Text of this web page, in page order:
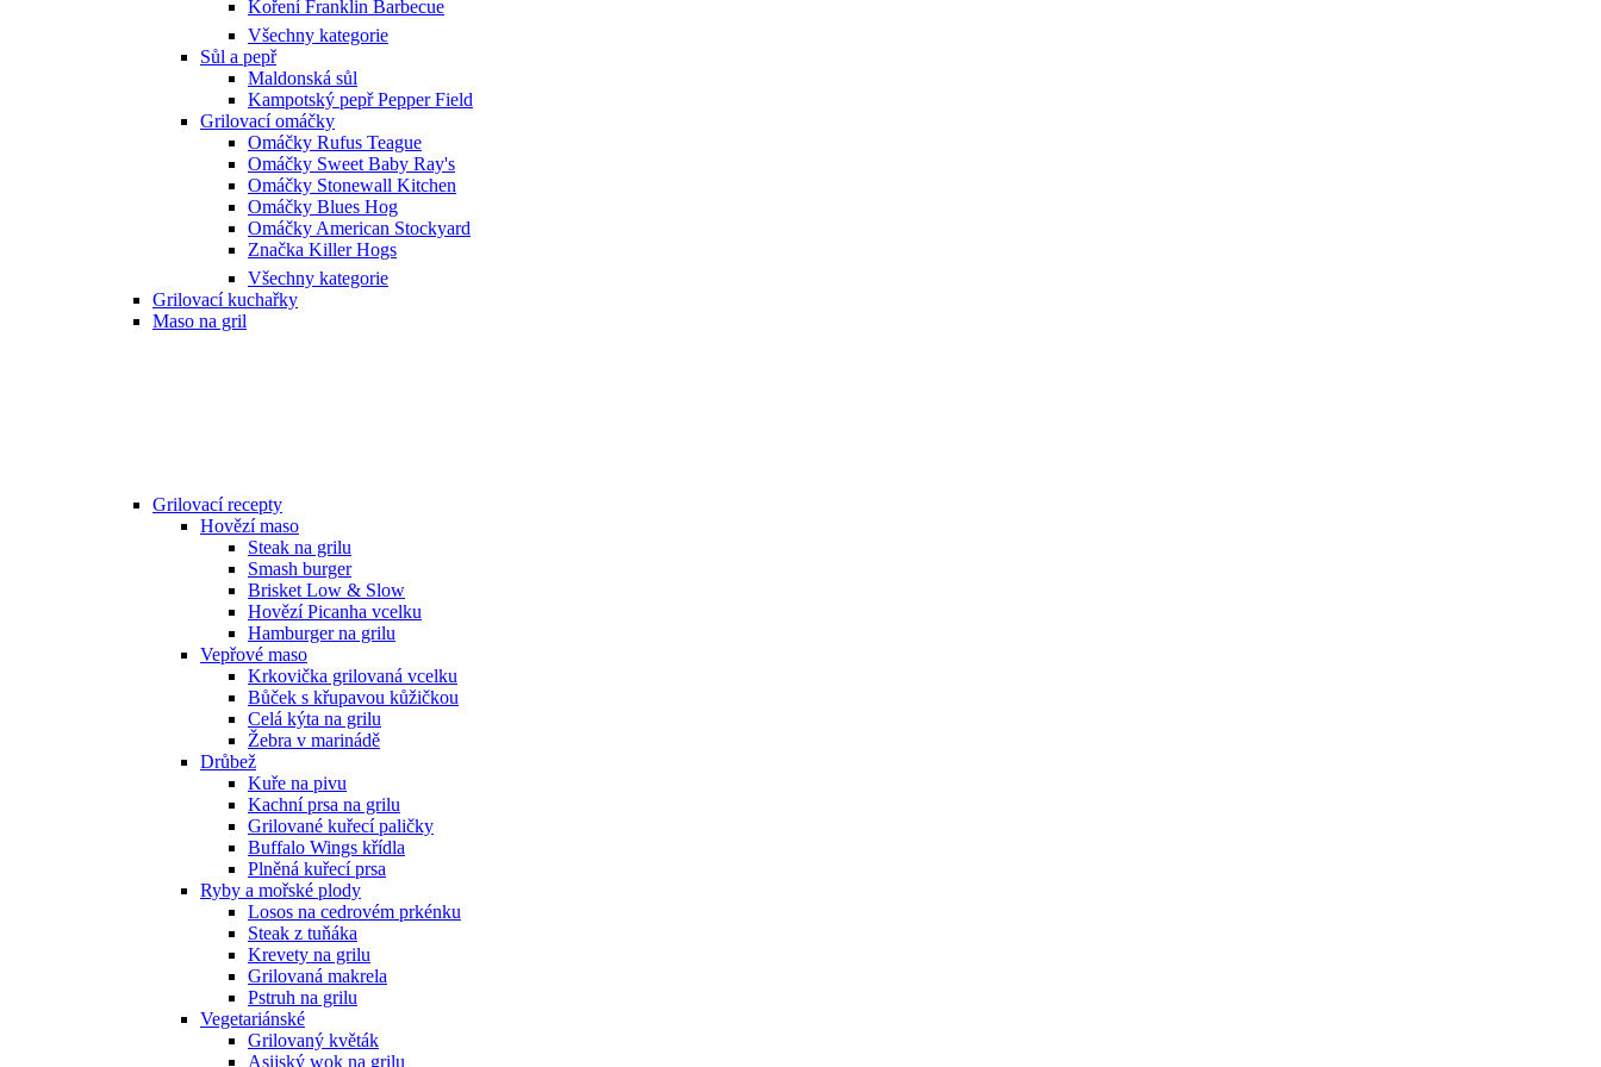
Koření Franklin Barbecue
Všechny kategorie
Sůl a pepř
Maldonská sůl
Kampotský pepř Pepper Field
Grilovací omáčky
Omáčky Rufus Teague
Omáčky Sweet Baby Ray's
Omáčky Stonewall Kitchen
Omáčky Blues Hog
Omáčky American Stockyard
Značka Killer Hogs
Všechny kategorie
Grilovací kuchařky
Maso na gril
Grilovací recepty
Hovězí maso
Steak na grilu
Smash burger
Brisket Low & Slow
Hovězí Picanha vcelku
Hamburger na grilu
Vepřové maso
Krkovička grilovaná vcelku
Bůček s křupavou kůžičkou
Celá kýta na grilu
Žebra v marinádě
Drůbež
Kuře na pivu
Kachní prsa na grilu
Grilované kuřecí paličky
Buffalo Wings křídla
Plněná kuřecí prsa
Ryby a mořské plody
Losos na cedrovém prkénku
Steak z tuňáka
Krevety na grilu
Grilovaná makrela
Pstruh na grilu
Vegetariánské
Grilovaný květák
Asijský wok na grilu